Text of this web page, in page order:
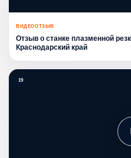
ВИДЕООТЗЫВ
Отзыв о станке плазменной
Краснодарский край
19